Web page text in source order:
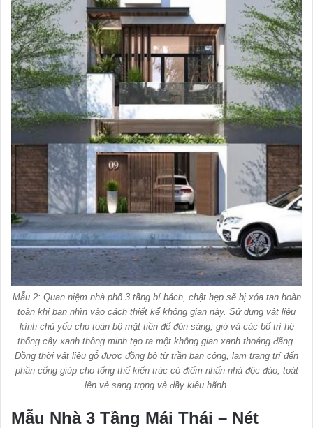
Mẫu 2: Quan niệm nhà phố 3 tầng bí bách, chật hẹp sẽ bị xóa tan hoàn
toàn khi bạn nhìn vào cách thiết kế không gian này. Sử dụng vật liệu
kính chủ yếu cho toàn bộ mặt tiền để đón sáng, gió và các bố trí hệ
thống cây xanh thông minh tạo ra một không gian xanh thoáng đãng.
Đồng thời vật liệu gỗ được đồng bộ từ trần ban công, lam trang trí đến
phần cổng giúp cho tổng thể kiến trúc có điểm nhấn nhá độc đáo, toát
lên vẻ sang trọng và đầy kiêu hãnh.
Mẫu Nhà 3 Tầng Mái Thái – Nét